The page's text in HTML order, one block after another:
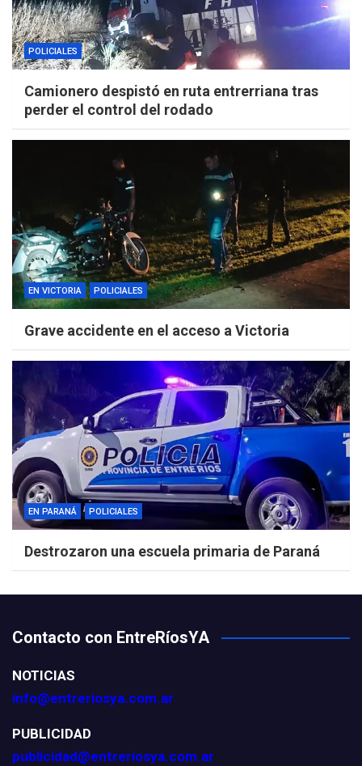
POLICIALES
Camionero despistó en ruta entrerriana tras
perder el control del rodado
EN VICTORIA POLICIALES
Grave accidente en el acceso a Victoria
EN PARANÁ POLICIALES
Destrozaron una escuela primaria de Paraná
Contacto con EntreRíosYA
NOTICIAS
info@entreriosya.com.ar
PUBLICIDAD
publicidad@entreriosya.com.ar